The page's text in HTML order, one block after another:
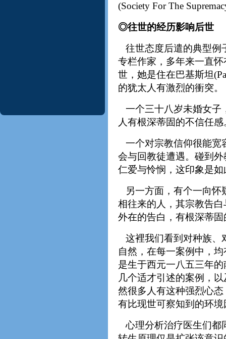
(Society For The
◎往世的经历影响后世
往世态度后遣的典型例
专栏作家，多年来一直
世，她是住在巴基斯坦
的犹太人有激烈的衝突。
一个三十八岁未婚女子
人有根深蒂固的不信任
一个对宗教信仰很能宽
会与回教徒遭遇。碰到
仁爱与怜悯，这印象是
另一方面，有个一向怀
相往来的人，其宗教告
外在的告白，有根深蒂
这裡我们看到对种族、
自然，在每一案例中，
是生于西元一八五三年
几个适才引述的案例，
然很多人有这种强烈心
有比现世可察知到的环
心理分析治疗医生们都